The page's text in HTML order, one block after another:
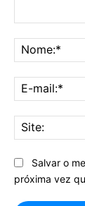
Salvar o
próxima vez